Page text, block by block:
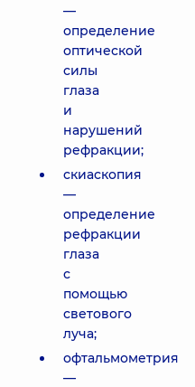
—
определение
оптической
силы
глаза
и
нарушений
рефракции;
скиаскопия
—
определение
рефракции
глаза
с
помощью
светового
луча;
офтальмометрия
—